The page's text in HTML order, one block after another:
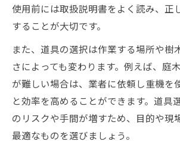
使用前には取扱説明書をよく読み、正
することが大切です。
また、道具の選択は作業する場所や樹
さによっても変わります。例えば、庭
が難しい場合は、業者に依頼し重機を
と効率を高めることができます。道具
のリスクや手間が増すため、目的や現
最適なものを選びましょう。